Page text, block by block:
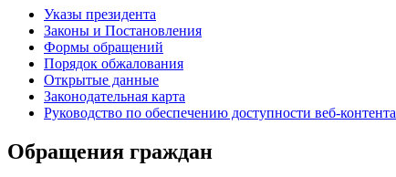
Указы президента
Законы и Постановления
Формы обращений
Порядок обжалования
Открытые данные
Законодательная карта
Руководство по обеспечению доступности веб-контента
Обращения граждан